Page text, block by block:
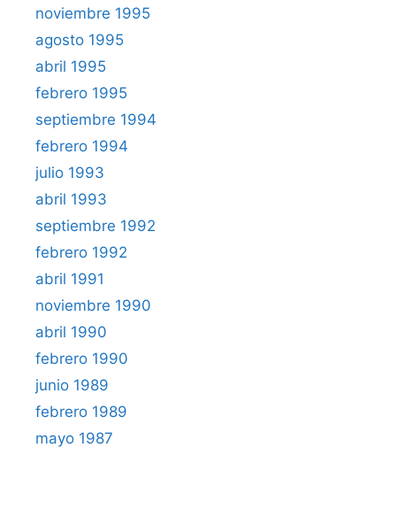
noviembre 1995
agosto 1995
abril 1995
febrero 1995
septiembre 1994
febrero 1994
julio 1993
abril 1993
septiembre 1992
febrero 1992
abril 1991
noviembre 1990
abril 1990
febrero 1990
junio 1989
febrero 1989
mayo 1987